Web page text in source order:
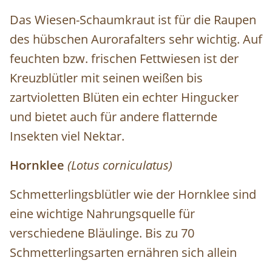
Das Wiesen-Schaumkraut ist für die Raupen
des hübschen Aurorafalters sehr wichtig. Auf
feuchten bzw. frischen Fettwiesen ist der
Kreuzblütler mit seinen weißen bis
zartvioletten Blüten ein echter Hingucker
und bietet auch für andere flatternde
Insekten viel Nektar.
Hornklee (Lotus corniculatus)
Schmetterlingsblütler wie der Hornklee sind
eine wichtige Nahrungsquelle für
verschiedene Bläulinge. Bis zu 70
Schmetterlingsarten ernähren sich allein